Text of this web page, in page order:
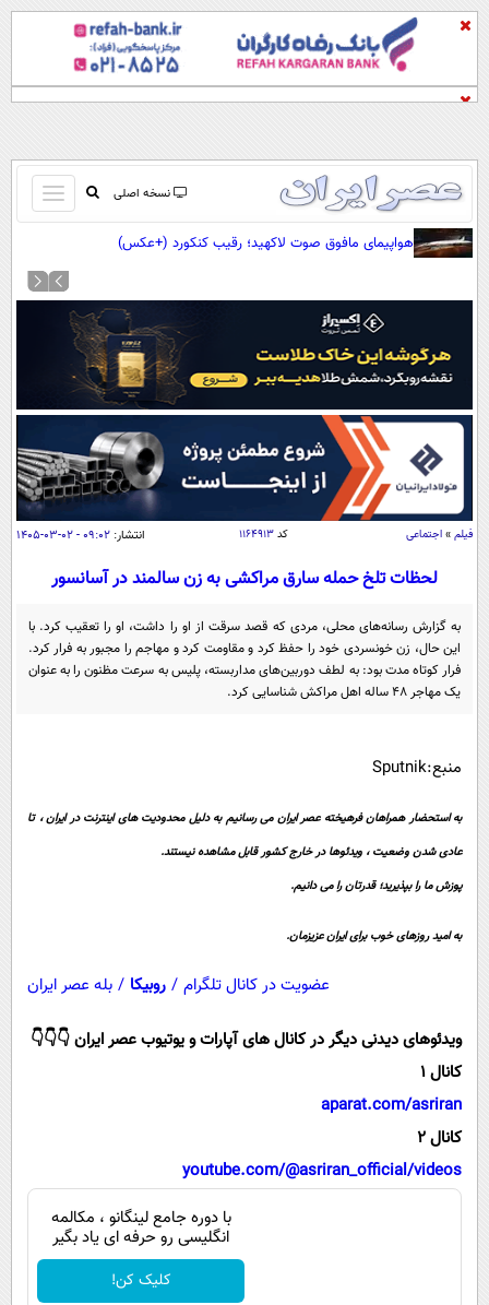
نسخه اصلی
باز
و
کردن
صفحه اول
آرشیو
نظرسنجی
آب و هوا
اوقات شرعی
سواد زندگی
اقتصاد
اقتصادی
جامعه
حوادث
سلامت
سفر و تفریح
بین الملل
سیاست خارجی
فرهنگ و هنر
سرگرمی
فیلم
سرگرمی
فناوری
سلامت
فرهنگی
پیامک
هواپیمای مافوق صوت لاکهید؛ رقیب کنکورد (+عکس)
فیلم » اجتماعی کد ۱۱۶۴۹۱۳ انتشار: ۰۹:۰۲ - ۰۲-۰۳-۱۴۰۵
لحظات تلخ حمله سارق مراکشی به زن سالمند در آسانسور
به گزارش رسانه‌های محلی، مردی که قصد سرقت از او را داشت، او را تعقیب کرد. با
این حال، زن خونسردی خود را حفظ کرد و مقاومت کرد و مهاجم را مجبور به فرار کرد.
فرار کوتاه مدت بود: به لطف دوربین‌های مداربسته، پلیس به سرعت مظنون را به عنوان
یک مهاجر 48 ساله اهل مراکش شناسایی کرد.
منبع:Sputnik
به استحضار همراهان فرهیخته عصر ایران می رسانیم به دلیل محدودیت های اینترنت در ایران ، تا
عادی شدن وضعیت ، ویدئوها در خارج کشور قابل مشاهده نیستند.
پوزش ما را بپذیرید؛ قدرتان را می دانیم.
به امید روزهای خوب برای ایران عزیزمان.
عضویت در کانال تلگرام / روبیکا / بله عصر ایران
ویدئوهای دیدنی دیگر در کانال های آپارات و یوتیوب عصر ایران 👇👇👇
کانال 1
aparat.com/asriran
کانال 2
youtube.com/@asriran_official/videos
با دوره جامع لینگانو ، مکالمه
انگلیسی رو حرفه ای یاد بگیر
کلیک کن!